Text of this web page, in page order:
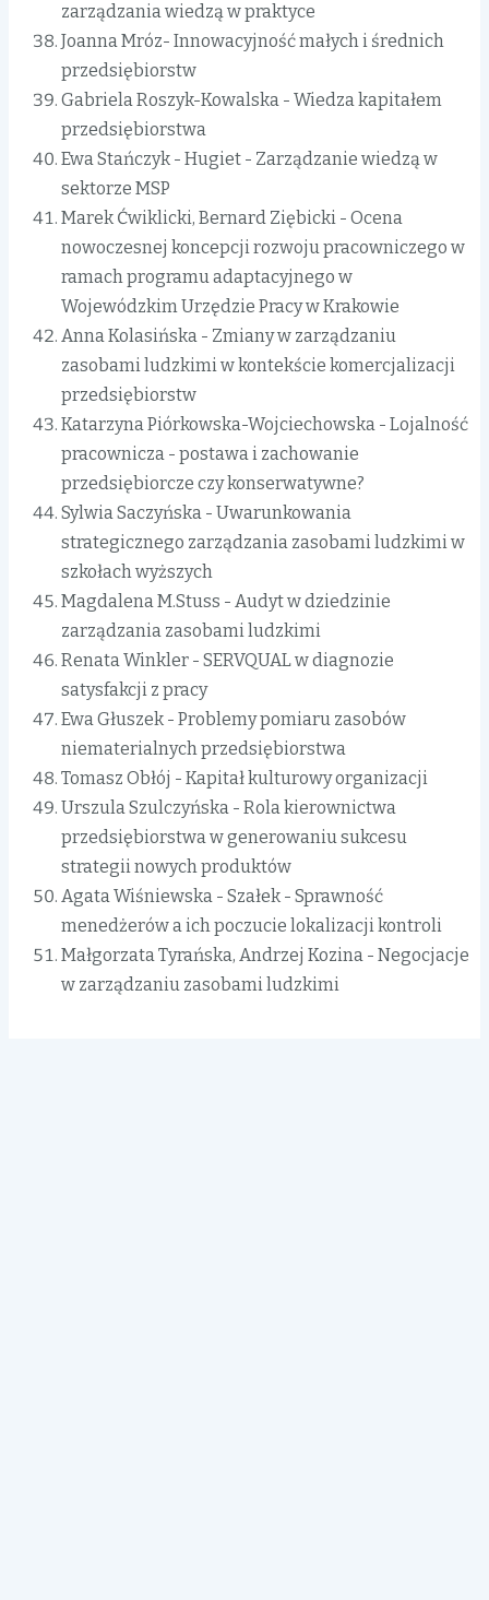
zarządzania wiedzą w praktyce
Joanna Mróz- Innowacyjność małych i średnich
przedsiębiorstw
Gabriela Roszyk-Kowalska - Wiedza kapitałem
przedsiębiorstwa
Ewa Stańczyk - Hugiet - Zarządzanie wiedzą w
sektorze MSP
Marek Ćwiklicki, Bernard Ziębicki - Ocena
nowoczesnej koncepcji rozwoju pracowniczego w
ramach programu adaptacyjnego w
Wojewódzkim Urzędzie Pracy w Krakowie
Anna Kolasińska - Zmiany w zarządzaniu
zasobami ludzkimi w kontekście komercjalizacji
przedsiębiorstw
Katarzyna Piórkowska-Wojciechowska - Lojalność
pracownicza - postawa i zachowanie
przedsiębiorcze czy konserwatywne?
Sylwia Saczyńska - Uwarunkowania
strategicznego zarządzania zasobami ludzkimi w
szkołach wyższych
Magdalena M.Stuss - Audyt w dziedzinie
zarządzania zasobami ludzkimi
Renata Winkler - SERVQUAL w diagnozie
satysfakcji z pracy
Ewa Głuszek - Problemy pomiaru zasobów
niematerialnych przedsiębiorstwa
Tomasz Obłój - Kapitał kulturowy organizacji
Urszula Szulczyńska - Rola kierownictwa
przedsiębiorstwa w generowaniu sukcesu
strategii nowych produktów
Agata Wiśniewska - Szałek - Sprawność
menedżerów a ich poczucie lokalizacji kontroli
Małgorzata Tyrańska, Andrzej Kozina - Negocjacje
w zarządzaniu zasobami ludzkimi